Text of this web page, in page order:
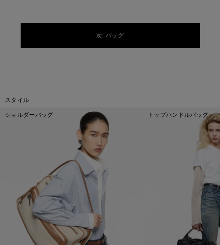
次: バッグ
スタイル
ショルダーバッグ
トップハンドルバッグ